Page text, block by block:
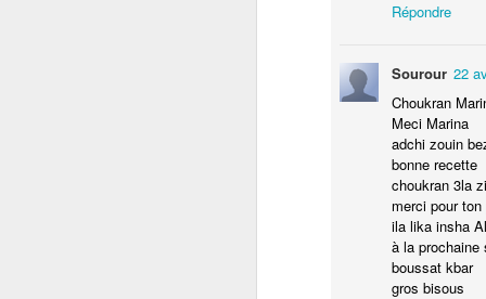
Répondre
Sourour 22
Choukran
Meci Marina
adchi zouin
bonne recette
choukran 3la
merci pour
ila lika insha
à la prochaine
boussat kbar
gros bisous